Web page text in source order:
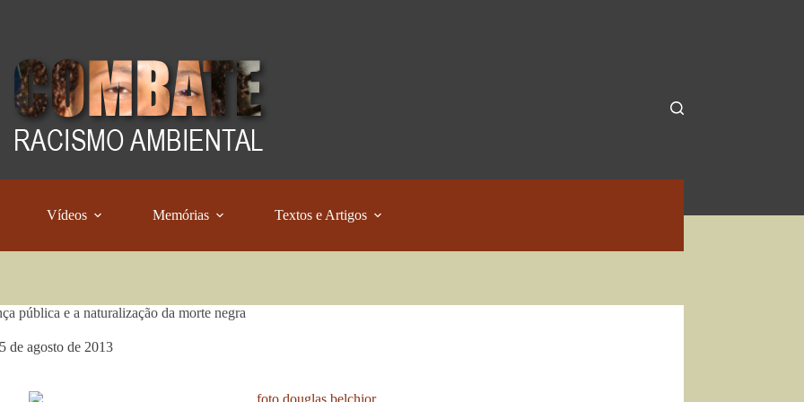
Vídeos Memórias Textos e Artigos
pública e a naturalização da morte negra
de agosto de 2013